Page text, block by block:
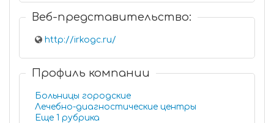
Веб-представительство:
http://irkogc.ru/
Профиль компании
Больницы городские
Лечебно-диагностические центры
Еще 1 рубрика